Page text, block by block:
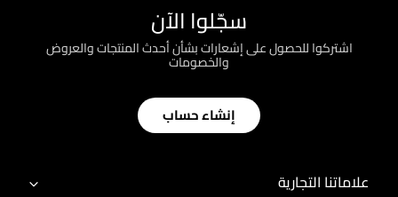
سجّلوا الآن
اشتركوا للحصول على إشعارات بشأن أحدث المنتجات والعروض
والخصومات
إنشاء حساب
علاماتنا التجارية